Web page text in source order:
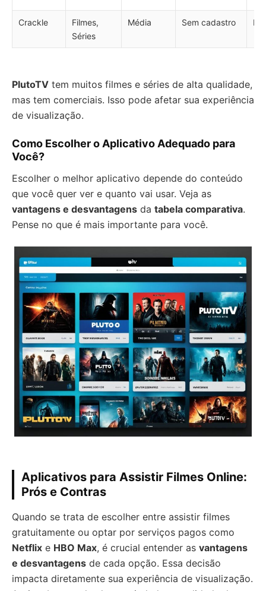
Crackle
Filmes,
Séries
Média Sem cadastro
PlutoTV tem muitos filmes e séries de alta qualidade,
mas tem comerciais. Isso pode afetar sua experiência
de visualização.
Como Escolher o Aplicativo Adequado para
Você?
Escolher o melhor aplicativo depende do conteúdo
que você quer ver e quanto vai usar. Veja as
vantagens e desvantagens da tabela comparativa.
Pense no que é mais importante para você.
Aplicativos para Assistir Filmes Online:
Prós e Contras
Quando se trata de escolher entre assistir filmes
gratuitamente ou optar por serviços pagos como
Netflix e HBO Max, é crucial entender as vantagens
e desvantagens de cada opção. Essa decisão
impacta diretamente sua experiência de visualização.